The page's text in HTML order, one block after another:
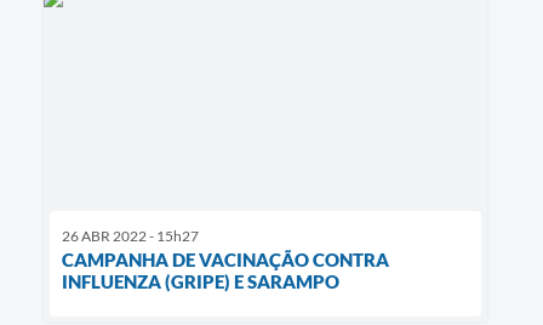
26 ABR 2022 - 15h27
CAMPANHA DE VACINAÇÃO CONTRA
INFLUENZA (GRIPE) E SARAMPO